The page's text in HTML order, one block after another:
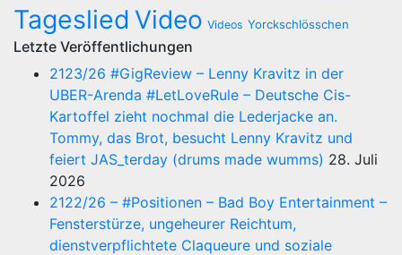
Tageslied Video Videos Yorckschlösschen
Letzte Veröffentlichungen
2123/26 #GigReview – Lenny Kravitz in der
UBER-Arenda #LetLoveRule – Deutsche Cis-
Kartoffel zieht nochmal die Lederjacke an.
Tommy, das Brot, besucht Lenny Kravitz und
feiert JAS_terday (drums made wumms) 28. Juli
2026
2122/26 – #Positionen – Bad Boy Entertainment –
Fensterstürze, ungeheurer Reichtum,
dienstverpflichtete Claqueure und soziale